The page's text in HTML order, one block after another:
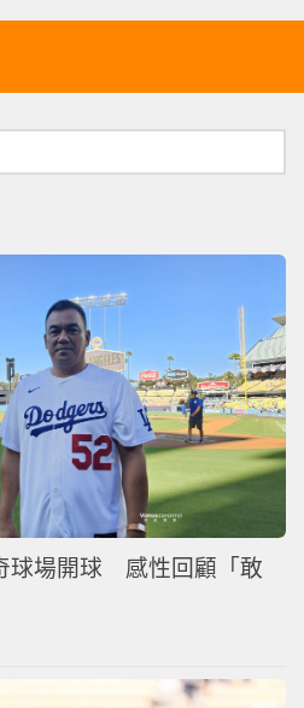
球場開球 感性回顧「敢